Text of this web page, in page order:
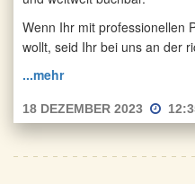
Wenn Ihr mit professionellen
wollt, seid Ihr bei uns an der
...mehr
18 DEZEMBER 2023